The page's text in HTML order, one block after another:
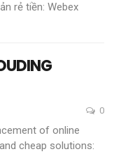
rẻ tiền: Webex
0
of online
cheap solutions: